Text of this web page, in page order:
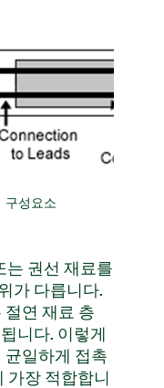
구성요소
는 권선 재료를
가 다릅니다.
연 재료 층
니다. 이렇게
일하게 접촉
가장 적합합니